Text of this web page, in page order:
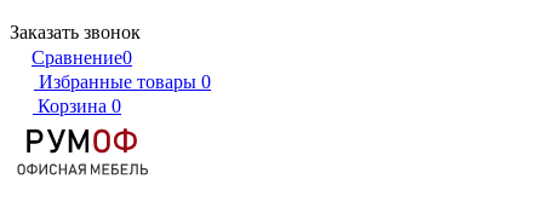
Заказать звонок
Сравнение0
Избранные товары 0
Корзина 0